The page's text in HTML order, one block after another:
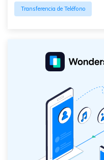
Transferencia de Teléfono